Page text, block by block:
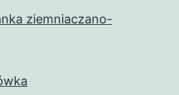
ziemniaczano-